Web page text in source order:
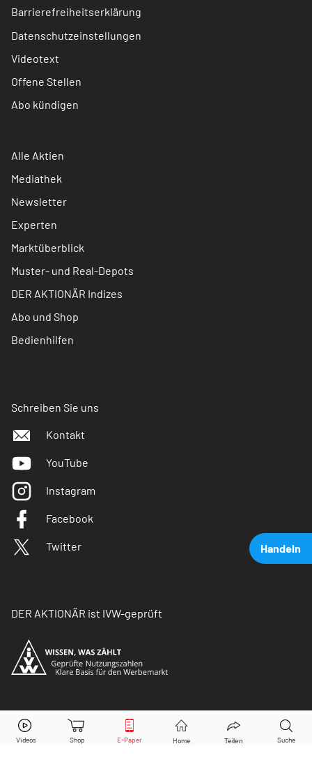
Handeln
Volkswagen Vz. Aktie jetzt handeln?
Barrierefreiheitserklärung
Datenschutzeinstellungen
Videotext
Offene Stellen
Abo kündigen
Alle Aktien
Mediathek
Newsletter
Experten
Marktüberblick
Muster- und Real-Depots
DER AKTIONÄR Indizes
Abo und Shop
Bedienhilfen
Schreiben Sie uns
Kontakt
YouTube
Instagram
Facebook
Twitter
DER AKTIONÄR ist IVW-geprüft
© Copyright 2026 Börsenmedien AG. Alle Rechte